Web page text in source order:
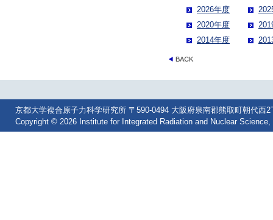
2026年度
2020年度
2014年度
京都大学複合原子力科学研究所 〒590-0494 大阪府泉南郡熊取町朝代西
Copyright © 2026 Institute for Integrated Radiation and Nuclear